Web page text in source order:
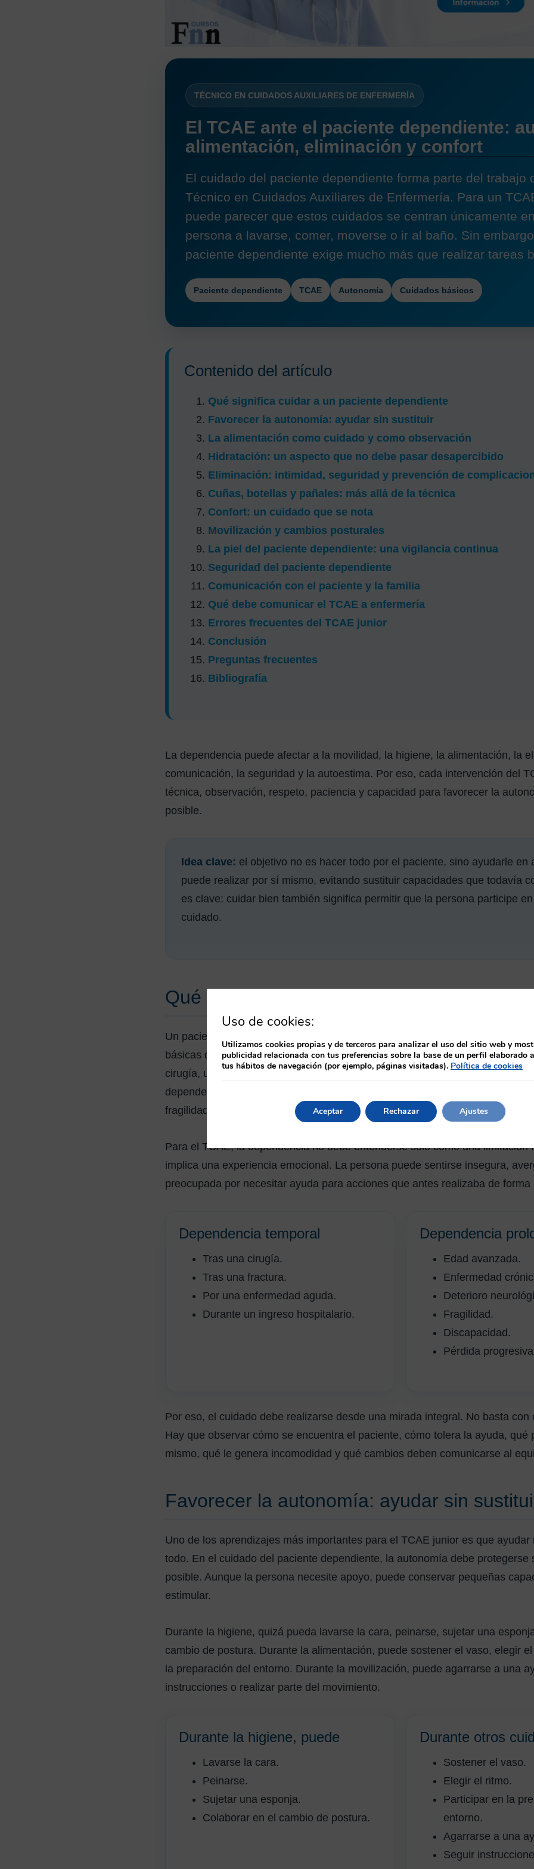
TÉCNICO EN CUIDADOS AUXILIARES DE ENFERMERÍA
El TCAE ante el paciente dependiente:
alimentación, eliminación y confort
El cuidado del paciente dependiente forma parte del trabajo
Técnico en Cuidados Auxiliares de Enfermería. Para un
puede parecer que estos cuidados se centran únicamente
persona a lavarse, comer, moverse o ir al baño. Sin
paciente dependiente exige mucho más que realizar tareas
Paciente dependiente TCAE Autonomía Cuidados básicos
Contenido del artículo
Qué significa cuidar a un paciente dependiente
Favorecer la autonomía: ayudar sin sustituir
La alimentación como cuidado y como observación
Hidratación: un aspecto que no debe pasar desapercibido
Eliminación: intimidad, seguridad y prevención de
Cuñas, botellas y pañales: más allá de la técnica
Confort: un cuidado que se nota
Movilización y cambios posturales
La piel del paciente dependiente: una vigilancia continua
Seguridad del paciente dependiente
Comunicación con el paciente y la familia
Qué debe comunicar el TCAE a enfermería
Errores frecuentes del TCAE junior
Conclusión
Preguntas frecuentes
Bibliografía
La dependencia puede afectar a la movilidad, la higiene, la alimentación, la
comunicación, la seguridad y la autoestima. Por eso, cada intervención del
técnica, observación, respeto, paciencia y capacidad para favorecer la
posible.
Idea clave: el objetivo no es hacer todo por el paciente, sino ayudarle en
puede realizar por sí mismo, evitando sustituir capacidades que todavía
es clave: cuidar bien también significa permitir que la persona participe
cuidado.
Qué significa cuidar a un paciente
Un paciente dependiente es aquel que necesita ayuda parcial o total para
básicas de la vida diaria. Puede tratarse de una dependencia temporal, por
cirugía, una fractura, una enfermedad aguda o un ingreso hospitalario.
dependencia prolongada, asociada a edad avanzada, enfermedad crónica,
fragilidad, discapacidad o pérdida progresiva de funcionalidad.
Para el TCAE, la dependencia no debe entenderse solo como una limitación
implica una experiencia emocional. La persona puede sentirse insegura,
preocupada por necesitar ayuda para acciones que antes realizaba de
Dependencia temporal
Tras una cirugía.
Tras una fractura.
Por una enfermedad aguda.
Durante un ingreso hospitalario.
Dependencia
Edad avanzada.
Enfermedad
Deterioro
Fragilidad.
Discapacidad.
Pérdida
Por eso, el cuidado debe realizarse desde una mirada integral. No basta con
Hay que observar cómo se encuentra el paciente, cómo tolera la ayuda, qué
mismo, qué le genera incomodidad y qué cambios deben comunicarse al
Favorecer la autonomía: ayudar sin
Uno de los aprendizajes más importantes para el TCAE junior es que
todo. En el cuidado del paciente dependiente, la autonomía debe protegerse
posible. Aunque la persona necesite apoyo, puede conservar pequeñas
estimular.
Durante la higiene, quizá pueda lavarse la cara, peinarse, sujetar una
cambio de postura. Durante la alimentación, puede sostener el vaso, elegir
la preparación del entorno. Durante la movilización, puede agarrarse a una
instrucciones o realizar parte del movimiento.
Durante la higiene, puede
Lavarse la cara.
Peinarse.
Sujetar una esponja.
Colaborar en el cambio de postura.
Durante otros
Sostener el vaso.
Elegir el ritmo.
Participar en la
entorno.
Agarrarse a una
Seguir
Uso de cookies:
Utilizamos cookies propias y de terceros para analizar el uso del sitio web y
publicidad relacionada con tus preferencias sobre la base de un perfil elaborado
tus hábitos de navegación (por ejemplo, páginas visitadas). Política de cookies
Aceptar Rechazar Ajustes